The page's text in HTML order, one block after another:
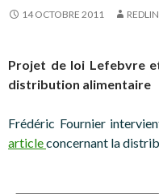
14 OCTOBRE 2011
Projet de loi Lefebvre
distribution alimentaire
Frédéric Fournier
articleconcernant la